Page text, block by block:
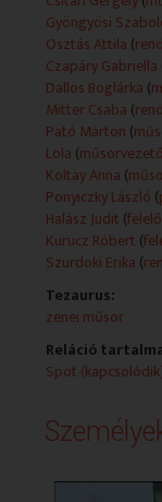
Gyöngyösi
Osztás Attila (
Czapáry Gabriella
Dallos Boglárka (
Mitter Csaba (
Pató Márton (
Lola (műsorvezető
Koltay Anna (
Ponyiczky László (
Halász Judit (
Kurucz Róbert (
Szurdoki Erika (
Tezaurus:
zenei műsor
Reláció
Spot